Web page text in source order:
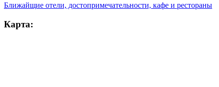
Ближайщие отели, достопримечательности, кафе и рестораны
Карта: